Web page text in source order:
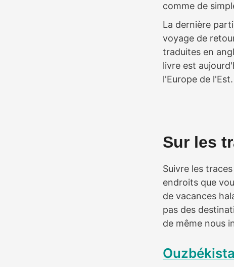
comme de
La dernière
voyage de
traduites en
livre est
l'Europe de l'Est.
Sur les
Suivre les
endroits que
de vacances
pas des
de même nous